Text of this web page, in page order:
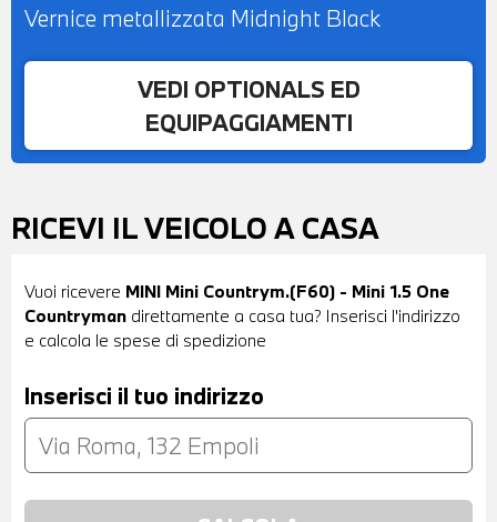
Vernice metallizzata Midnight Black
VEDI OPTIONALS ED
EQUIPAGGIAMENTI
RICEVI IL VEICOLO A CASA
Vuoi ricevere MINI Mini Countrym.(F60) - Mini 1.5 One
Countryman direttamente a casa tua? Inserisci l'indirizzo
e calcola le spese di spedizione
Inserisci il tuo indirizzo